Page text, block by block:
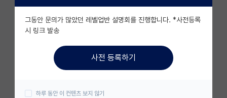
유학교육
이벤트
반도체 아카데미
재팬라운지 🌸
그동안 문의가 많았던 레벨업반 설명회를 진행합니다. *사전등록
시 링크 발송
사전 등록하기
하루 동안 이 컨텐츠 보지 않기
다양한 서비스를 이용해보세요!
즐겨찾기